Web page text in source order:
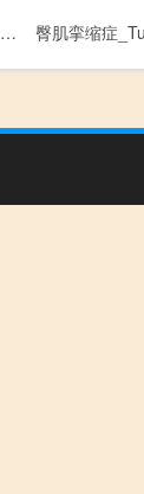
骨盆直肠窝脓肿_Gu Pen Zhi Chang Wo Nong Zhong